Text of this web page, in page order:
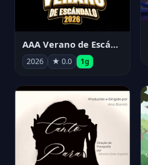
AAA Verano de Escándalo 2026 - Week 3
2026 ★ 0.0 1g